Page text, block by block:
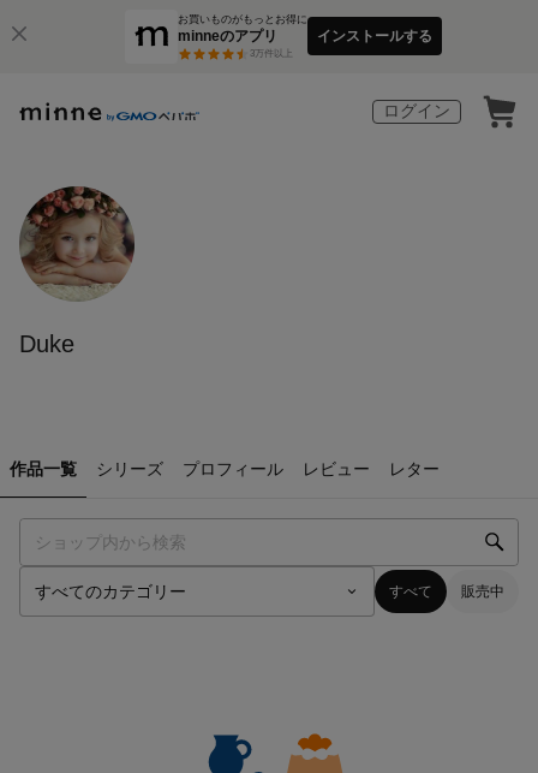
お買いものがもっとお得に
minneのアプリ
3万件以上
インストールする
ログイン
Duke
作品一覧 シリーズ プロフィール レビュー レター
すべて 販売中